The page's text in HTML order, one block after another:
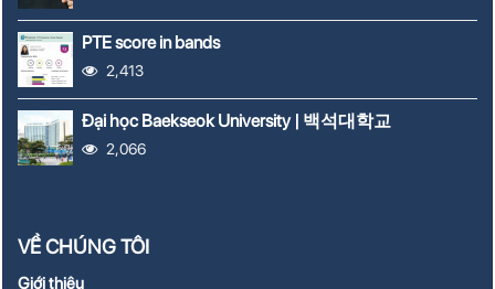
PTE score in bands
2,413
Đại học Baekseok University | 백석대학교
2,066
VỀ CHÚNG TÔI
Giới thiệu